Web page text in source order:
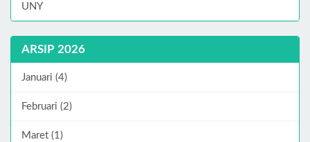
UNY
ARSIP 2026
Januari (4)
Februari (2)
Maret (1)